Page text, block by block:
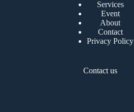
Services
Event
About
Contact
Privacy Policy
Contact us